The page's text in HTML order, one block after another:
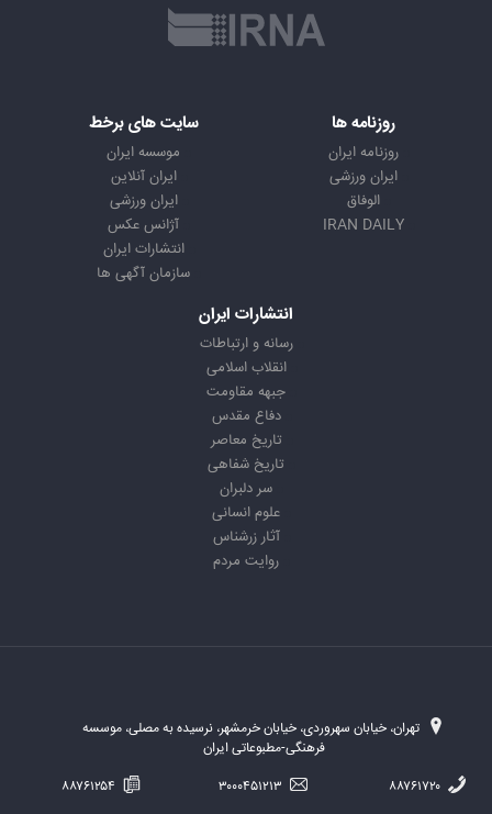
روزنامه ها
روزنامه ایران
ایران ورزشی
الوفاق
IRAN DAILY
سایت های برخط
موسسه ایران
ایران آنلاین
ایران ورزشی
آژانس عکس
انتشارات ایران
سازمان آگهی ها
انتشارات ایران
رسانه و ارتباطات
انقلاب اسلامی
جبهه مقاومت
دفاع مقدس
تاریخ معاصر
تاریخ شفاهی
سر دلبران
علوم انسانی
آثار زرشناس
روایت مردم
تهران، خیابان سهروردی، خیابان خرمشهر، نرسیده به مصلی، موسسه
فرهنگی-مطبوعاتی ایران